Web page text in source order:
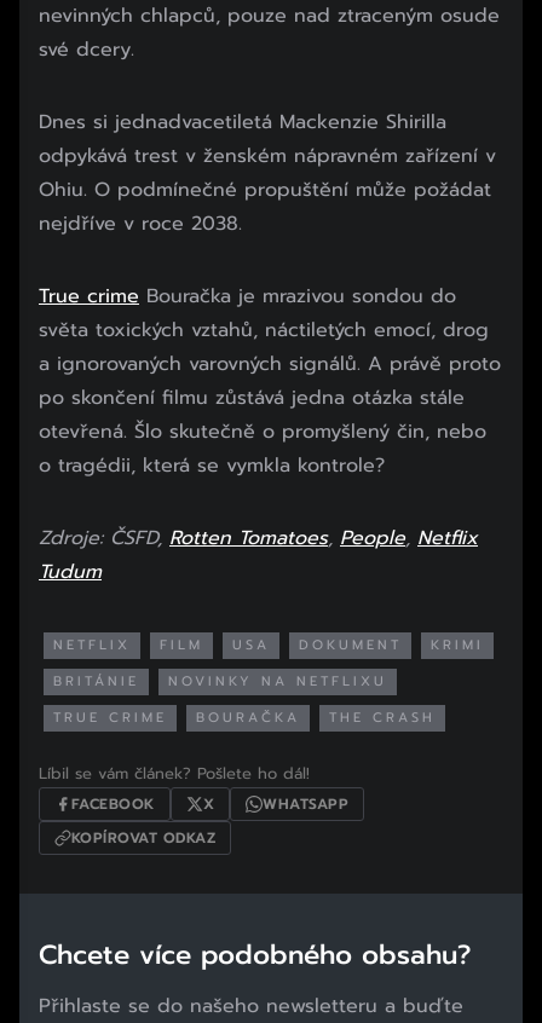
nevinných chlapců, pouze nad ztraceným osude
své dcery.
Dnes si jednadvacetiletá Mackenzie Shirilla
odpykává trest v ženském nápravném zařízení v
Ohiu. O podmínečné propuštění může požádat
nejdříve v roce 2038.
True crime Bouračka je mrazivou sondou do
světa toxických vztahů, náctiletých emocí, drog
a ignorovaných varovných signálů. A právě proto
po skončení filmu zůstává jedna otázka stále
otevřená. Šlo skutečně o promyšlený čin, nebo
o tragédii, která se vymkla kontrole?
Zdroje: ČSFD, Rotten Tomatoes, People, Netflix
Tudum
NETFLIX FILM USA DOKUMENT
KRIMI
BRITÁNIE
NOVINKY NA NETFLIXU
TRUE CRIME
BOURAČKA THE CRASH
Líbil se vám článek? Pošlete ho dál!
FACEBOOK X
WHATSAPP
KOPÍROVAT ODKAZ
Chcete více podobného obsahu?
Přihlaste se do našeho newsletteru a buďte